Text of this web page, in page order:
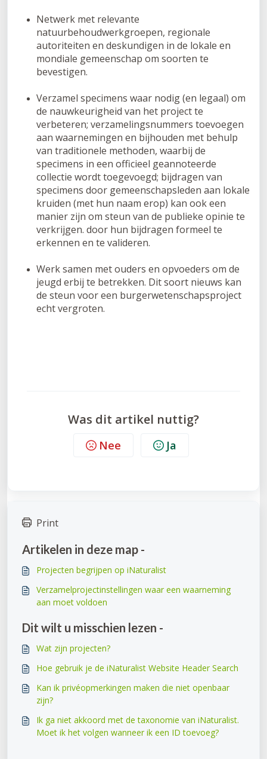
Netwerk met relevante
natuurbehoudwerkgroepen, regionale
autoriteiten en deskundigen in de lokale en
mondiale gemeenschap om soorten te
bevestigen.
Verzamel specimens waar nodig (en legaal) om
de nauwkeurigheid van het project te
verbeteren; verzamelingsnummers toevoegen
aan waarnemingen en bijhouden met behulp
van traditionele methoden, waarbij de
specimens in een officieel geannoteerde
collectie wordt toegevoegd; bijdragen van
specimens door gemeenschapsleden aan lokale
kruiden (met hun naam erop) kan ook een
manier zijn om steun van de publieke opinie te
verkrijgen. door hun bijdragen formeel te
erkennen en te valideren.
Werk samen met ouders en opvoeders om de
jeugd erbij te betrekken. Dit soort nieuws kan
de steun voor een burgerwetenschapsproject
echt vergroten.
Was dit artikel nuttig?
Nee Ja
Print
Artikelen in deze map -
Projecten begrijpen op iNaturalist
Verzamelprojectinstellingen waar een waarneming
aan moet voldoen
Dit wilt u misschien lezen -
Wat zijn projecten?
Hoe gebruik je de iNaturalist Website Header Search
Kan ik privéopmerkingen maken die niet openbaar
zijn?
Ik ga niet akkoord met de taxonomie van iNaturalist.
Moet ik het volgen wanneer ik een ID toevoeg?